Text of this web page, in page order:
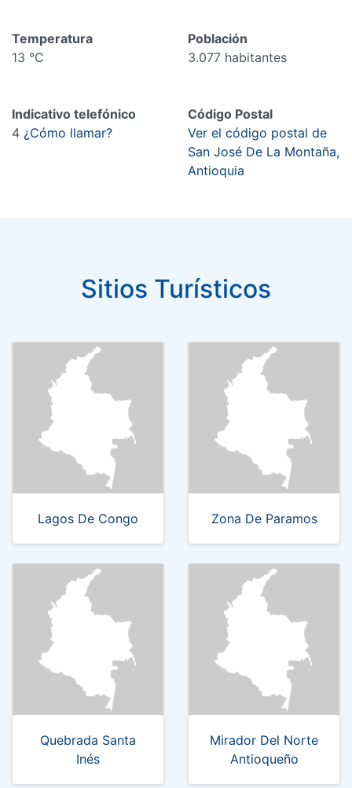
Temperatura
13 °C
Población
3.077 habitantes
Indicativo telefónico
4 ¿Cómo llamar?
Código Postal
Ver el código postal de
San José De La Montaña,
Antioquia
Sitios Turísticos
Lagos De Congo Zona De Paramos
Quebrada Santa
Inés
Mirador Del Norte
Antioqueño